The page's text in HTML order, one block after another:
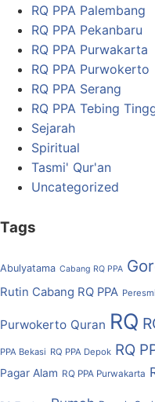
RQ PPA Palembang
RQ PPA Pekanbaru
RQ PPA Purwakarta
RQ PPA Purwokerto
RQ PPA Serang
RQ PPA Tebing
Sejarah
Spiritual
Tasmi' Qur'an
Uncategorized
Tags
Abulyatama Cabang RQ PPA
Rutin Cabang RQ PPA
Purwokerto Quran RQ
PPA Bekasi RQ PPA Depok RQ
Pagar Alam RQ PPA Purwakarta